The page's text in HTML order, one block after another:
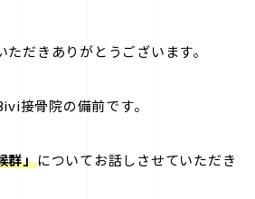
だきありがとうございます。
接骨院の備前です。
群」についてお話しさせていただき